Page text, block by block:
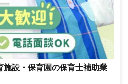
施設・保育園の保育士補助業